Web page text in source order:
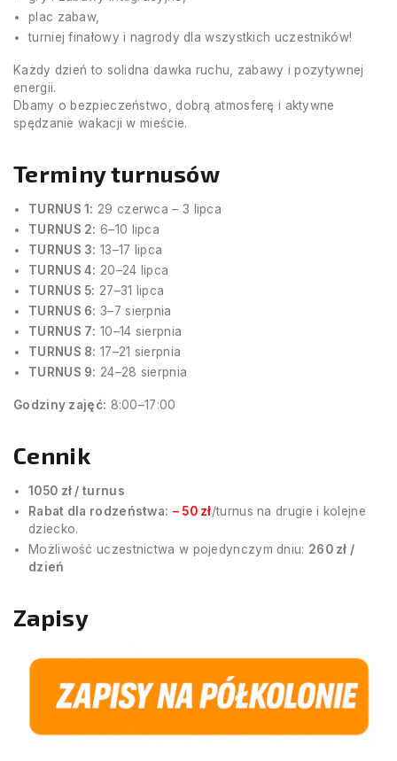
plac zabaw,
turniej finałowy i nagrody dla wszystkich uczestników!
Każdy dzień to solidna dawka ruchu, zabawy i pozytywnej
energii.
Dbamy o bezpieczeństwo, dobrą atmosferę i aktywne
spędzanie wakacji w mieście.
Terminy turnusów
TURNUS 1: 29 czerwca – 3 lipca
TURNUS 2: 6–10 lipca
TURNUS 3: 13–17 lipca
TURNUS 4: 20–24 lipca
TURNUS 5: 27–31 lipca
TURNUS 6: 3–7 sierpnia
TURNUS 7: 10–14 sierpnia
TURNUS 8: 17–21 sierpnia
TURNUS 9: 24–28 sierpnia
Godziny zajęć: 8:00–17:00
Cennik
1050 zł / turnus
Rabat dla rodzeństwa: – 50 zł/turnus na drugie i kolejne
dziecko.
Możliwość uczestnictwa w pojedynczym dniu: 260 zł /
dzień
Zapisy